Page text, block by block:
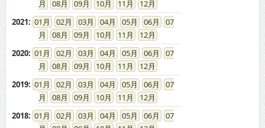
01 02 03 04 05 06
08
09 10 11
12
01 02 03 04 05 06
08
09 10 11
12
01 02 03 04 05 06
08
09 10 11
12
01 02 03 04 05 06
08
09 10 11
12